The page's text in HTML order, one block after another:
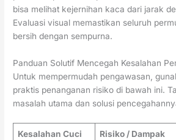
bisa melihat kejernihan kaca dari jarak
Evaluasi visual memastikan seluruh
bersih dengan sempurna.
Panduan Solutif Mencegah Kesalahan
Untuk mempermudah pengawasan,
praktis penanganan risiko di bawah ini.
masalah utama dan solusi
Kesalahan Cuci
Risiko / Dampak